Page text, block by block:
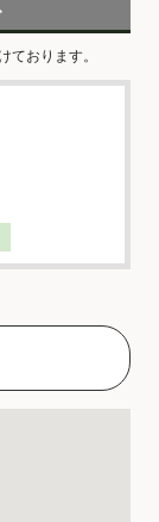
ております。